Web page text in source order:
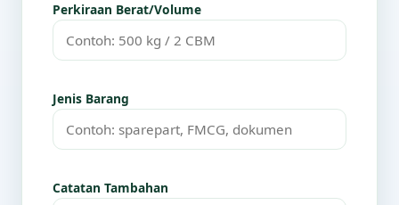
Perkiraan Berat/Volume
Jenis Barang
Catatan Tambahan